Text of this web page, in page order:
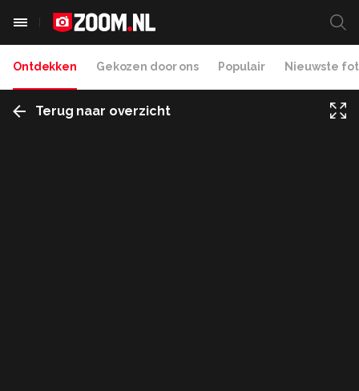
Ontdekken Gekozen door ons Populair Nieuwste
Terug naar overzicht